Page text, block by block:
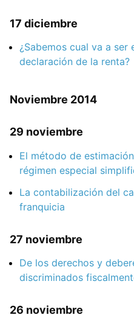
17 diciembre
¿Sabemos cual va a ser
declaración de la renta?
Noviembre 2014
29 noviembre
El método de
régimen especial
La contabilización del
franquicia
27 noviembre
De los derechos y
discriminados
26 noviembre